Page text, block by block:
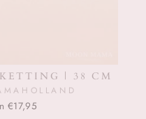
| 38 CM
€17,95